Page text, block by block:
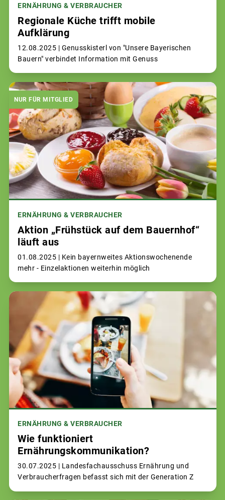
ERNÄHRUNG & VERBRAUCHER
Regionale Küche trifft mobile
Aufklärung
12.08.2025 | Genusskisterl von "Unsere Bayerischen
Bauern" verbindet Information mit Genuss
NUR FÜR MITGLIED
ERNÄHRUNG & VERBRAUCHER
Aktion „Frühstück auf dem Bauernhof“
läuft aus
01.08.2025 | Kein bayernweites Aktionswochenende
mehr - Einzelaktionen weiterhin möglich
ERNÄHRUNG & VERBRAUCHER
Wie funktioniert
Ernährungskommunikation?
30.07.2025 | Landesfachausschuss Ernährung und
Verbraucherfragen befasst sich mit der Generation Z